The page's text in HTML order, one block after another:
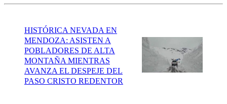
HISTÓRICA NEVADA EN
MENDOZA: ASISTEN A
POBLADORES DE ALTA
MONTAÑA MIENTRAS
AVANZA EL DESPEJE DEL
PASO CRISTO REDENTOR